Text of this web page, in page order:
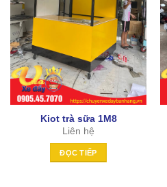
Kiot trà sữa 1M8
Liên hệ
ĐỌC TIẾP